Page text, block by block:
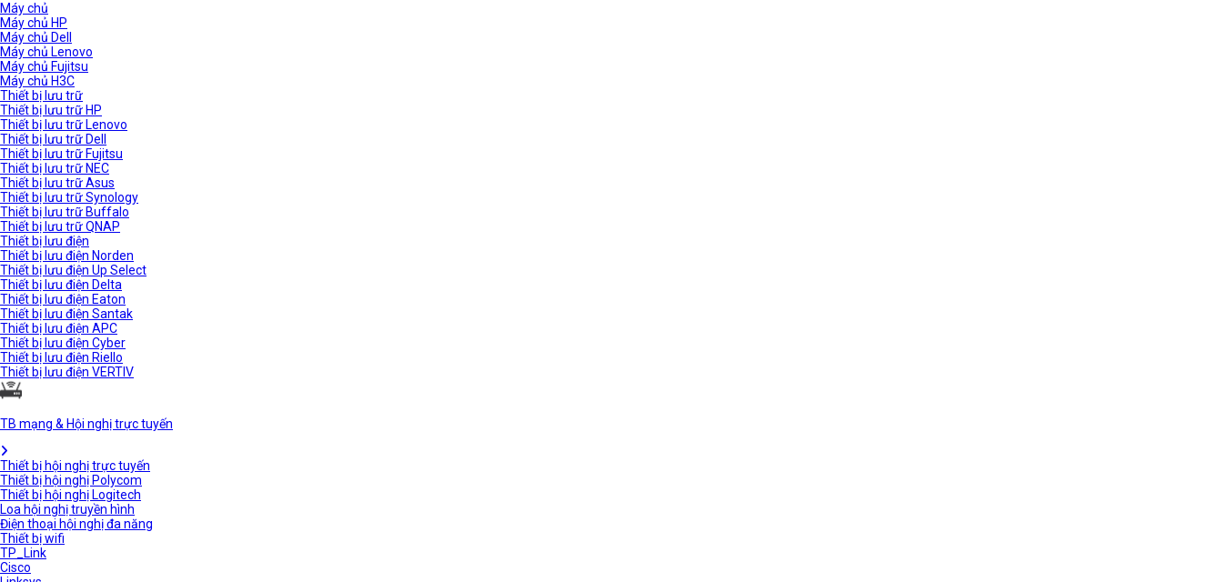
Máy chủ
Máy chủ HP
Máy chủ Dell
Máy chủ Lenovo
Máy chủ Fujitsu
Máy chủ H3C
Thiết bị lưu trữ
Thiết bị lưu trữ HP
Thiết bị lưu trữ Lenovo
Thiết bị lưu trữ Dell
Thiết bị lưu trữ Fujitsu
Thiết bị lưu trữ NEC
Thiết bị lưu trữ Asus
Thiết bị lưu trữ Synology
Thiết bị lưu trữ Buffalo
Thiết bị lưu trữ QNAP
Thiết bị lưu điện
Thiết bị lưu điện Norden
Thiết bị lưu điện Up Select
Thiết bị lưu điện Delta
Thiết bị lưu điện Eaton
Thiết bị lưu điện Santak
Thiết bị lưu điện APC
Thiết bị lưu điện Cyber
Thiết bị lưu điện Riello
Thiết bị lưu điện VERTIV
TB mạng & Hội nghị trực tuyến
Thiết bị hội nghị trực tuyến
Thiết bị hội nghị Polycom
Thiết bị hội nghị Logitech
Loa hội nghị truyền hình
Điện thoại hội nghị đa năng
Thiết bị wifi
TP_Link
Cisco